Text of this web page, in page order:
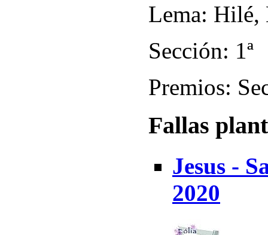
Lema:
Sección: 1ª
Premios:
Fallas
Jesus -
2020